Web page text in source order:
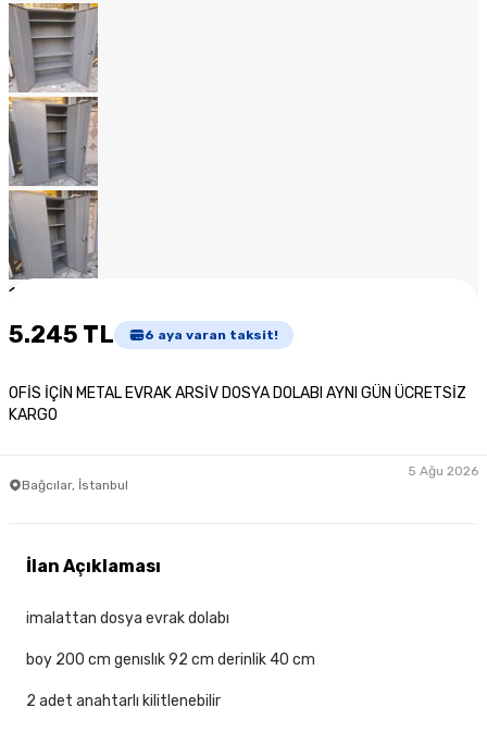
1
5.245 TL 6 aya varan taksit!
OFİS İÇİN METAL EVRAK ARSİV DOSYA DOLABI AYNI GÜN ÜCRETSİZ
KARGO
Bağcılar, İstanbul
5 Ağu 2026
İlan Açıklaması
imalattan dosya evrak dolabı
boy 200 cm genıslık 92 cm derinlik 40 cm
2 adet anahtarlı kilitlenebilir